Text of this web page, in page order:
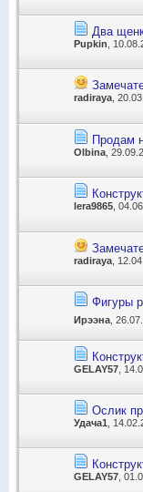
Два
Pupkin ,
radiraya ,
Продам
Olbina ,
lera9865 ,
radiraya ,
Фигуры
Ирээна ,
GELAY57 ,
Ослик
Удача1 ,
GELAY57,